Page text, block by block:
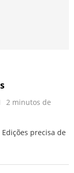
2 minutos de
precisa de